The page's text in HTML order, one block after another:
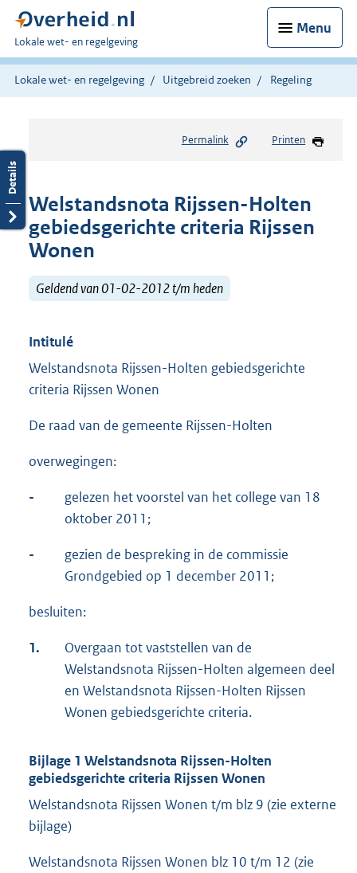
Menu
U
bent
hier:
Lokale wet- en regelgeving
Lokale wet- en regelgeving Uitgebreid zoeken Regeling
Permalink Printen
Welstandsnota Rijssen-Holten
gebiedsgerichte criteria Rijssen
Wonen
Geldend van 01-02-2012 t/m heden
Intitulé
Welstandsnota Rijssen-Holten gebiedsgerichte
criteria Rijssen Wonen
De raad van de gemeente Rijssen-Holten
overwegingen:
-
gelezen het voorstel van het college van 18
oktober 2011;
-
gezien de bespreking in de commissie
Grondgebied op 1 december 2011;
besluiten:
1.
Overgaan tot vaststellen van de
Welstandsnota Rijssen-Holten algemeen deel
en Welstandsnota Rijssen-Holten Rijssen
Wonen gebiedsgerichte criteria.
Bijlage 1 Welstandsnota Rijssen-Holten
gebiedsgerichte criteria Rijssen Wonen
Welstandsnota Rijssen Wonen t/m blz 9 (zie externe
bijlage)
Welstandsnota Rijssen Wonen blz 10 t/m 12 (zie